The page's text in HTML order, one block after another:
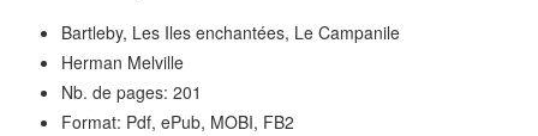
Bartleby, Les Iles enchantées, Le Campanile
Herman Melville
Nb. de pages: 201
Format: Pdf, ePub, MOBI, FB2